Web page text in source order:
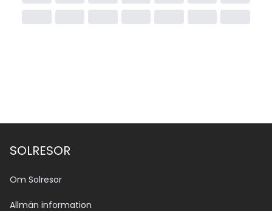
SOLRESOR
Om Solresor
Allmän information